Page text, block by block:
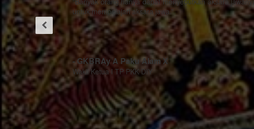
pelestarian
budaya, justru
menjadi strategi
sebagai alat
untuk
mempublikasikan
kekayaan
khasanah
budaya Jawa
dan kearifan-
kearifan lokal
mengingat
generasi
sangat
bermanfaat
ada hal
khusus cara
menggugah
berperilaku
rasa sithik
eding,
seorang
pemimpin
mau
berhasil